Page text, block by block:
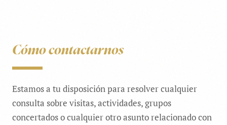
Cómo contactarnos
Estamos a tu disposición para resolver cualquier
consulta sobre visitas, actividades, grupos
concertados o cualquier otro asunto relacionado con